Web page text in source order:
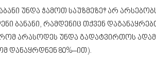
უნდა ჭამოთ საუზმეზე? არ
ბანანი, რამდენიც თქვენ
არასოდეს უნდა გადატვირთოს
დანაყრდნენ 80%–ით).